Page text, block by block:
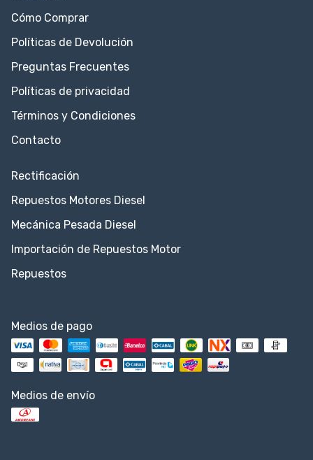
Cómo Comprar
Políticas de Devolución
Preguntas Frecuentes
Políticas de privacidad
Términos y Condiciones
Contacto
Rectificación
Repuestos Motores Diesel
Mecánica Pesada Diesel
Importación de Repuestos Motor
Repuestos
Medios de pago
Medios de envío